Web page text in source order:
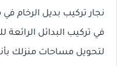
نجار تركيب بديل الرخام
في تركيب البدائل الرائعة
لتحويل مساحات منزلك